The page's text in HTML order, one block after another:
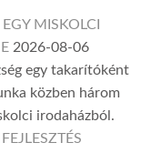
MISKOLCI
2026-08-06
egy takarítóként
közben három
irodaházból.